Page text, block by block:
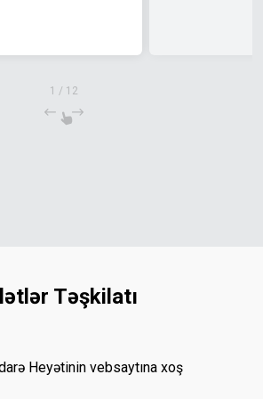
1 / 12
Təşkilatı
Heyətinin vebsaytına xoş